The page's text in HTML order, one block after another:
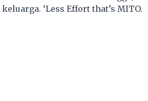
‘Less Effort that’s MITO.